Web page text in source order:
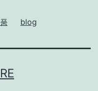
blog